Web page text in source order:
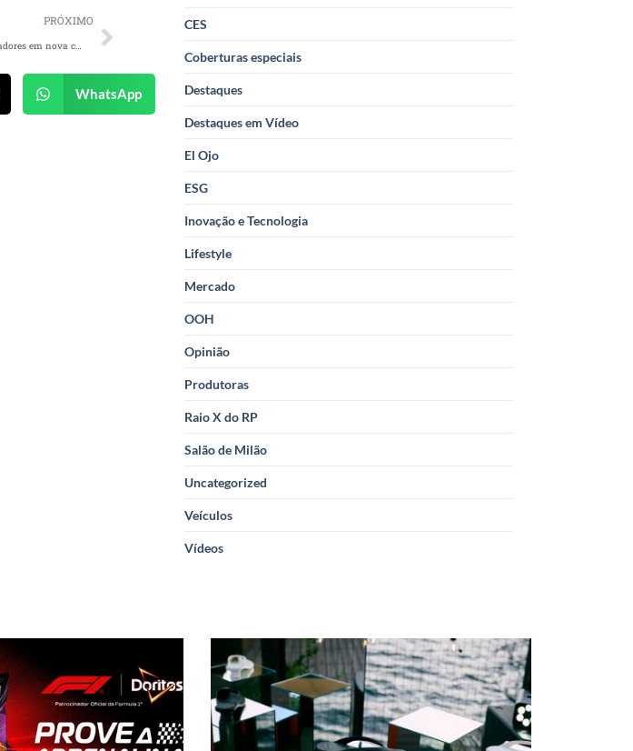
PRÓXIMO
Amstel celebra retorno da Libertadores em nova campanha
WhatsApp
CES
Coberturas especiais
Destaques
Destaques em Vídeo
El Ojo
ESG
Inovação e Tecnologia
Lifestyle
Mercado
OOH
Opinião
Produtoras
Raio X do RP
Salão de Milão
Uncategorized
Veículos
Vídeos